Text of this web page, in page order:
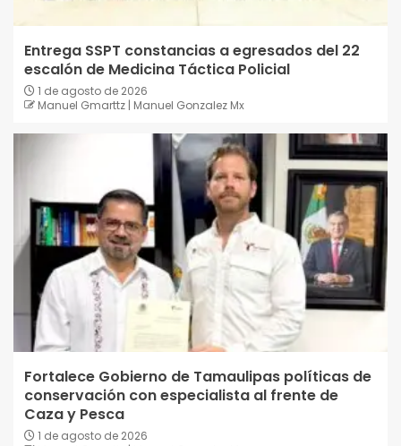
Entrega SSPT constancias a egresados del 22
escalón de Medicina Táctica Policial
1 de agosto de 2026
Manuel Gmarttz | Manuel Gonzalez Mx
Fortalece Gobierno de Tamaulipas políticas de
conservación con especialista al frente de
Caza y Pesca
1 de agosto de 2026